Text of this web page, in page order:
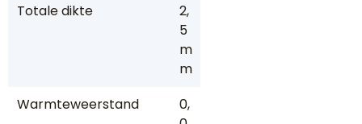
Totale dikte
2,
5
m
m
Warmteweerstand
0,